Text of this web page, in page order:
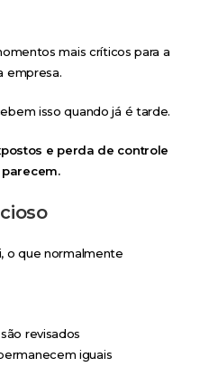
mais críticos para a
empresa.
isso quando já é tarde.
e perda de controle
o que normalmente
revisados
iguais